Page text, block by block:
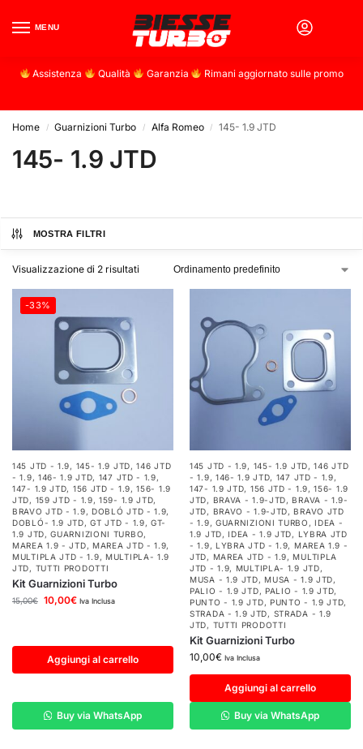
MENU
Assistenza Qualità Garanzia Rimani aggiornato sulle promo
Home / Guarnizioni Turbo / Alfa Romeo / 145- 1.9 JTD
145- 1.9 JTD
MOSTRA FILTRI
Visualizzazione di 2 risultati
-33%
145 JTD - 1.9, 145- 1.9 JTD,146 JTD
- 1.9, 146- 1.9 JTD, 147 JTD - 1.9,
147- 1.9 JTD, 156 JTD - 1.9,156- 1.9
JTD, 159 JTD - 1.9,159- 1.9 JTD,
BRAVO JTD - 1.9, DOBLÓ JTD - 1.9,
DOBLÓ- 1.9 JTD,GT JTD - 1.9,GT-
1.9 JTD,GUARNIZIONI TURBO,
MAREA 1.9 - JTD, MAREA JTD - 1.9,
MULTIPLA JTD - 1.9,MULTIPLA- 1.9
JTD, TUTTI PRODOTTI
Kit Guarnizioni Turbo
15,00€ 10,00€ Iva Inclusa
Aggiungi al carrello
Buy via WhatsApp
145 JTD - 1.9, 145- 1.9 JTD,146 JTD
- 1.9, 146- 1.9 JTD, 147 JTD - 1.9,
147- 1.9 JTD, 156 JTD - 1.9,156- 1.9
JTD, BRAVA - 1.9-JTD,BRAVA - 1.9-
JTD, BRAVO - 1.9-JTD,BRAVO JTD
- 1.9, GUARNIZIONI TURBO ,IDEA -
1.9 JTD,IDEA - 1.9 JTD, LYBRA JTD
- 1.9, LYBRA JTD - 1.9, MAREA 1.9 -
JTD, MAREA JTD - 1.9,MULTIPLA
JTD - 1.9, MULTIPLA- 1.9 JTD,
MUSA - 1.9 JTD,MUSA - 1.9 JTD,
PALIO - 1.9 JTD, PALIO - 1.9 JTD,
PUNTO - 1.9 JTD, PUNTO - 1.9 JTD,
STRADA - 1.9 JTD, STRADA - 1.9
JTD, TUTTI PRODOTTI
Kit Guarnizioni Turbo
10,00€ Iva Inclusa
Aggiungi al carrello
Buy via WhatsApp